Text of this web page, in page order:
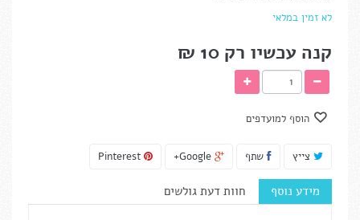
לא זמין במלאי
קנה עכשיו רק 10 ₪‎
הוסף למועדפים
צייץ שתף
מידע נוסף חוות דעת גולשים